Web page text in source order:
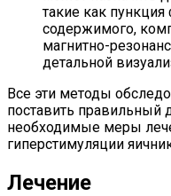
такие как
содержимого,
магнитно-
детальной
Все эти методы
поставить правильный
необходимые меры
гиперстимуляции
Лечение